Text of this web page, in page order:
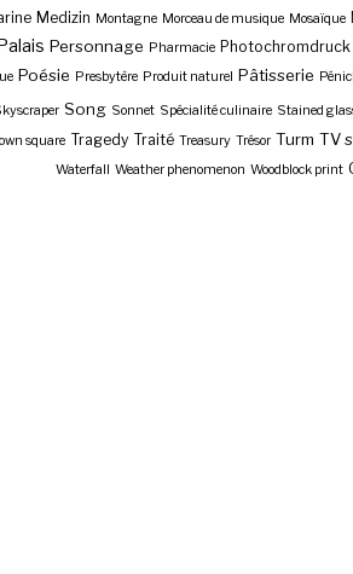
Medizin Montagne Morceau de musique Mosaïque
Personnage Pharmacie Photochromdruck
Poésie Presbytère Produit naturel Pâtisserie
Song Sonnet Spécialité culinaire Stained
square Tragedy Traité Treasury Trésor Turm TV
Waterfall Weather phenomenon Woodblock print